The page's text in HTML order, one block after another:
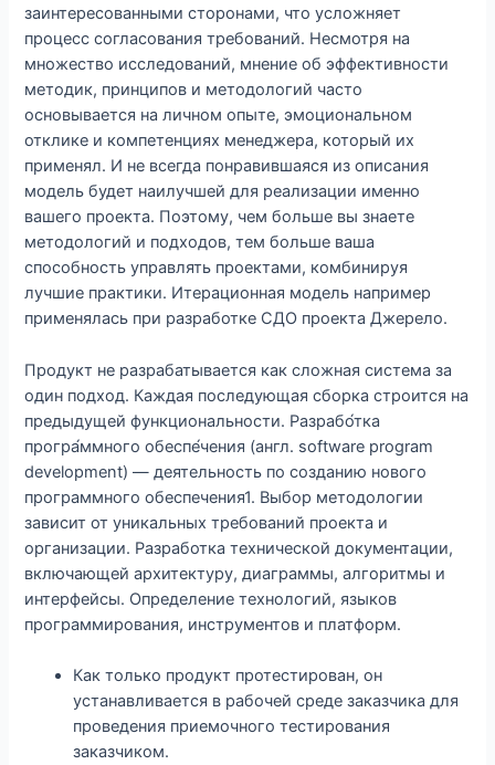
заинтересованными сторонами, что усложняет
процесс согласования требований. Несмотря на
множество исследований, мнение об эффективности
методик, принципов и методологий часто
основывается на личном опыте, эмоциональном
отклике и компетенциях менеджера, который их
применял. И не всегда понравившаяся из описания
модель будет наилучшей для реализации именно
вашего проекта. Поэтому, чем больше вы знаете
методологий и подходов, тем больше ваша
способность управлять проектами, комбинируя
лучшие практики. Итерационная модель например
применялась при разработке СДО проекта Джерело.
Продукт не разрабатывается как сложная система за
один подход. Каждая последующая сборка строится на
предыдущей функциональности. Разрабо́тка
програ́ммного обеспе́чения (англ. software program
development) — деятельность по созданию нового
программного обеспечения1. Выбор методологии
зависит от уникальных требований проекта и
организации. Разработка технической документации,
включающей архитектуру, диаграммы, алгоритмы и
интерфейсы. Определение технологий, языков
программирования, инструментов и платформ.
Как только продукт протестирован, он
устанавливается в рабочей среде заказчика для
проведения приемочного тестирования
заказчиком.